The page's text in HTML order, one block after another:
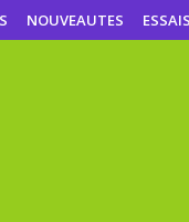
NOUVEAUTES ESSAIS